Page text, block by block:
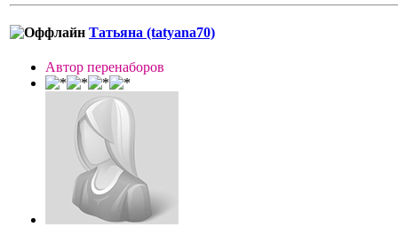
Татьяна (tatyana70)
Автор перенаборов